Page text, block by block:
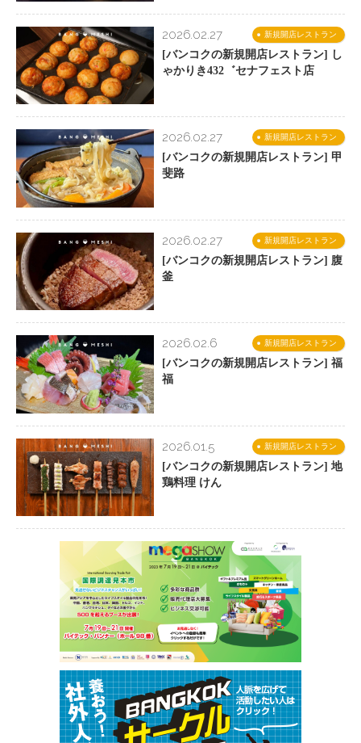
新規開店レストラン
2026.02.27
[バンコクの新規開店レストラン] し
ゃかりき432゛セナフェスト店
新規開店レストラン
2026.02.27
[バンコクの新規開店レストラン] 甲
斐路
新規開店レストラン
2026.02.27
[バンコクの新規開店レストラン] 腹
釜
新規開店レストラン
2026.02.6
[バンコクの新規開店レストラン] 福
福
新規開店レストラン
2026.01.5
[バンコクの新規開店レストラン] 地
鶏料理 けん